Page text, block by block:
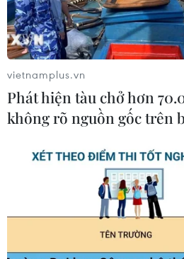
vietnamplus.vn
Phát hiện tàu chở hơn
không rõ nguồn gốc trên